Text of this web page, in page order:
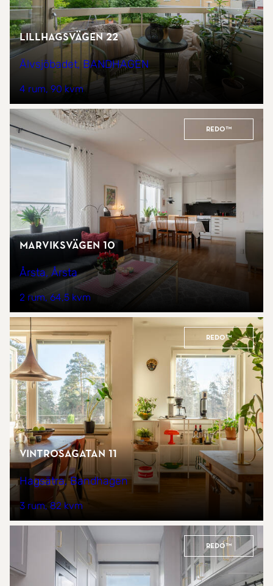
Lillhagsvägen 22
Älvsjöbadet, BANDHAGEN
4 rum 90 kvm
REDO™
Marviksvägen 10
Årsta, Årsta
2 rum 64,5 kvm
REDO™
Vintrosagatan 11
Hagsätra, Bandhagen
3 rum 82 kvm
REDO™